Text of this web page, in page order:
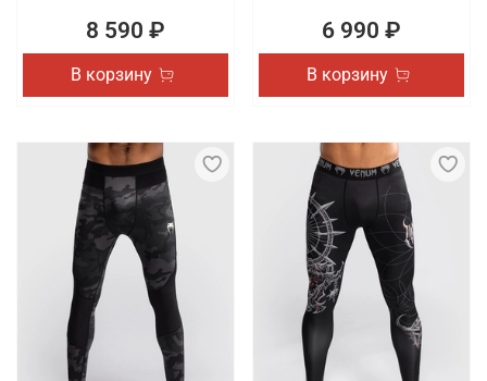
8 590 ₽
В корзину
6 990 ₽
В корзину